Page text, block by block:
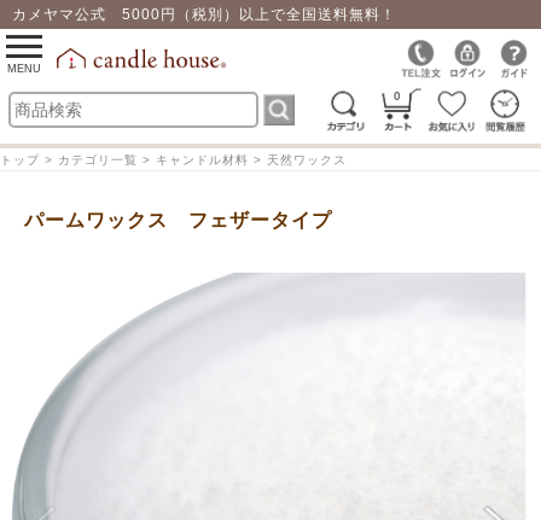
カメヤマ公式 5000円（税別）以上で全国送料無料！
0
toggle
navigation
MENU
トップ > カテゴリ一覧 > キャンドル材料 > 天然ワックス
パームワックス フェザータイプ